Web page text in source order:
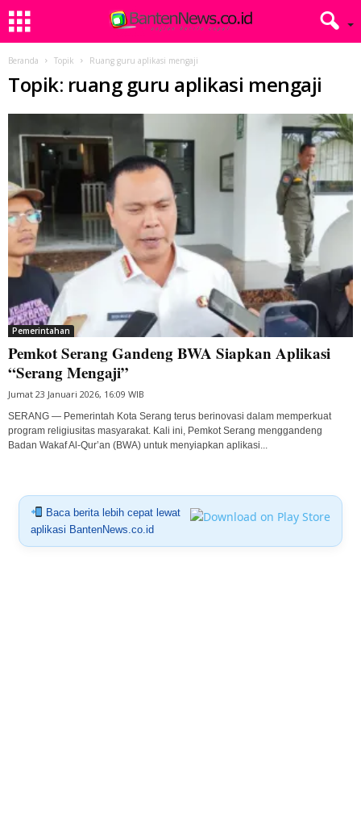
Beranda Topik Ruang guru aplikasi mengaji
Topik: ruang guru aplikasi mengaji
Pemerintahan
Pemkot Serang Gandeng BWA Siapkan Aplikasi
“Serang Mengaji”
Jumat 23 Januari 2026, 16:09 WIB
SERANG — Pemerintah Kota Serang terus berinovasi dalam memperkuat
program religiusitas masyarakat. Kali ini, Pemkot Serang menggandeng
Badan Wakaf Al-Qur’an (BWA) untuk menyiapkan aplikasi...
Baca berita lebih cepat lewat
aplikasi BantenNews.co.id